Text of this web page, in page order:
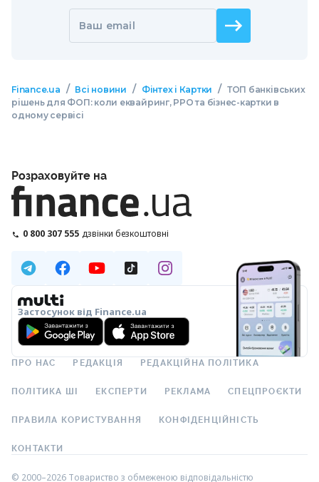
Ваш email
Finance.ua / Всі новини / Фінтех і Картки / ТОП банківських
рішень для ФОП: коли еквайринг, РРО та бізнес-картки в
одному сервісі
Розраховуйте на
0 800 307 555 дзвінки безкоштовні
Застосунок від Finance.ua
ПРО НАС РЕДАКЦІЯ РЕДАКЦІЙНА ПОЛІТИКА
ПОЛІТИКА ШІ ЕКСПЕРТИ РЕКЛАМА СПЕЦПРОЄКТИ
ПРАВИЛА КОРИСТУВАННЯ КОНФІДЕНЦІЙНІСТЬ
КОНТАКТИ
© 2000–2026 Товариство з обмеженою відповідальністю